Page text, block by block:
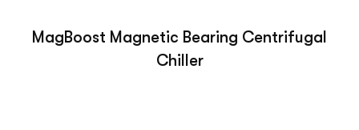
MagBoost Magnetic Bearing Centrifugal
Chiller